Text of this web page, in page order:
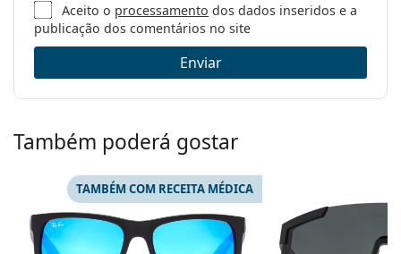
Aceito o processamento dos dados inseridos e a
publicação dos comentários no site
Enviar
Também poderá gostar
TAMBÉM COM RECEITA MÉDICA